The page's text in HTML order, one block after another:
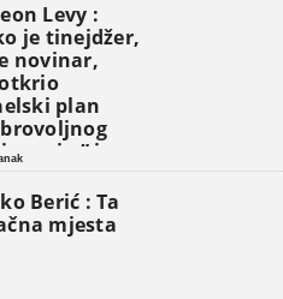
Levy :
je tinejdžer,
novinar,
plan
” iz
Berić : Ta
mjesta